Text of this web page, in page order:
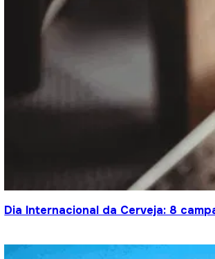
Dia Internacional da Cerveja: 8